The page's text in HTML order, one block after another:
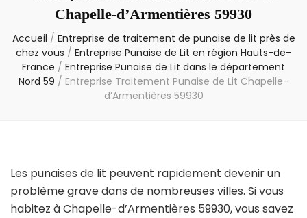
Chapelle-d’Armentières 59930
Accueil / Entreprise de traitement de punaise de lit près de
chez vous / Entreprise Punaise de Lit en région Hauts-de-
France / Entreprise Punaise de Lit dans le département
Nord 59 / Entreprise Traitement Punaise de Lit Chapelle-
d’Armentières 59930
Les punaises de lit peuvent rapidement devenir un
problème grave dans de nombreuses villes. Si vous
habitez à Chapelle-d’Armentières 59930, vous savez